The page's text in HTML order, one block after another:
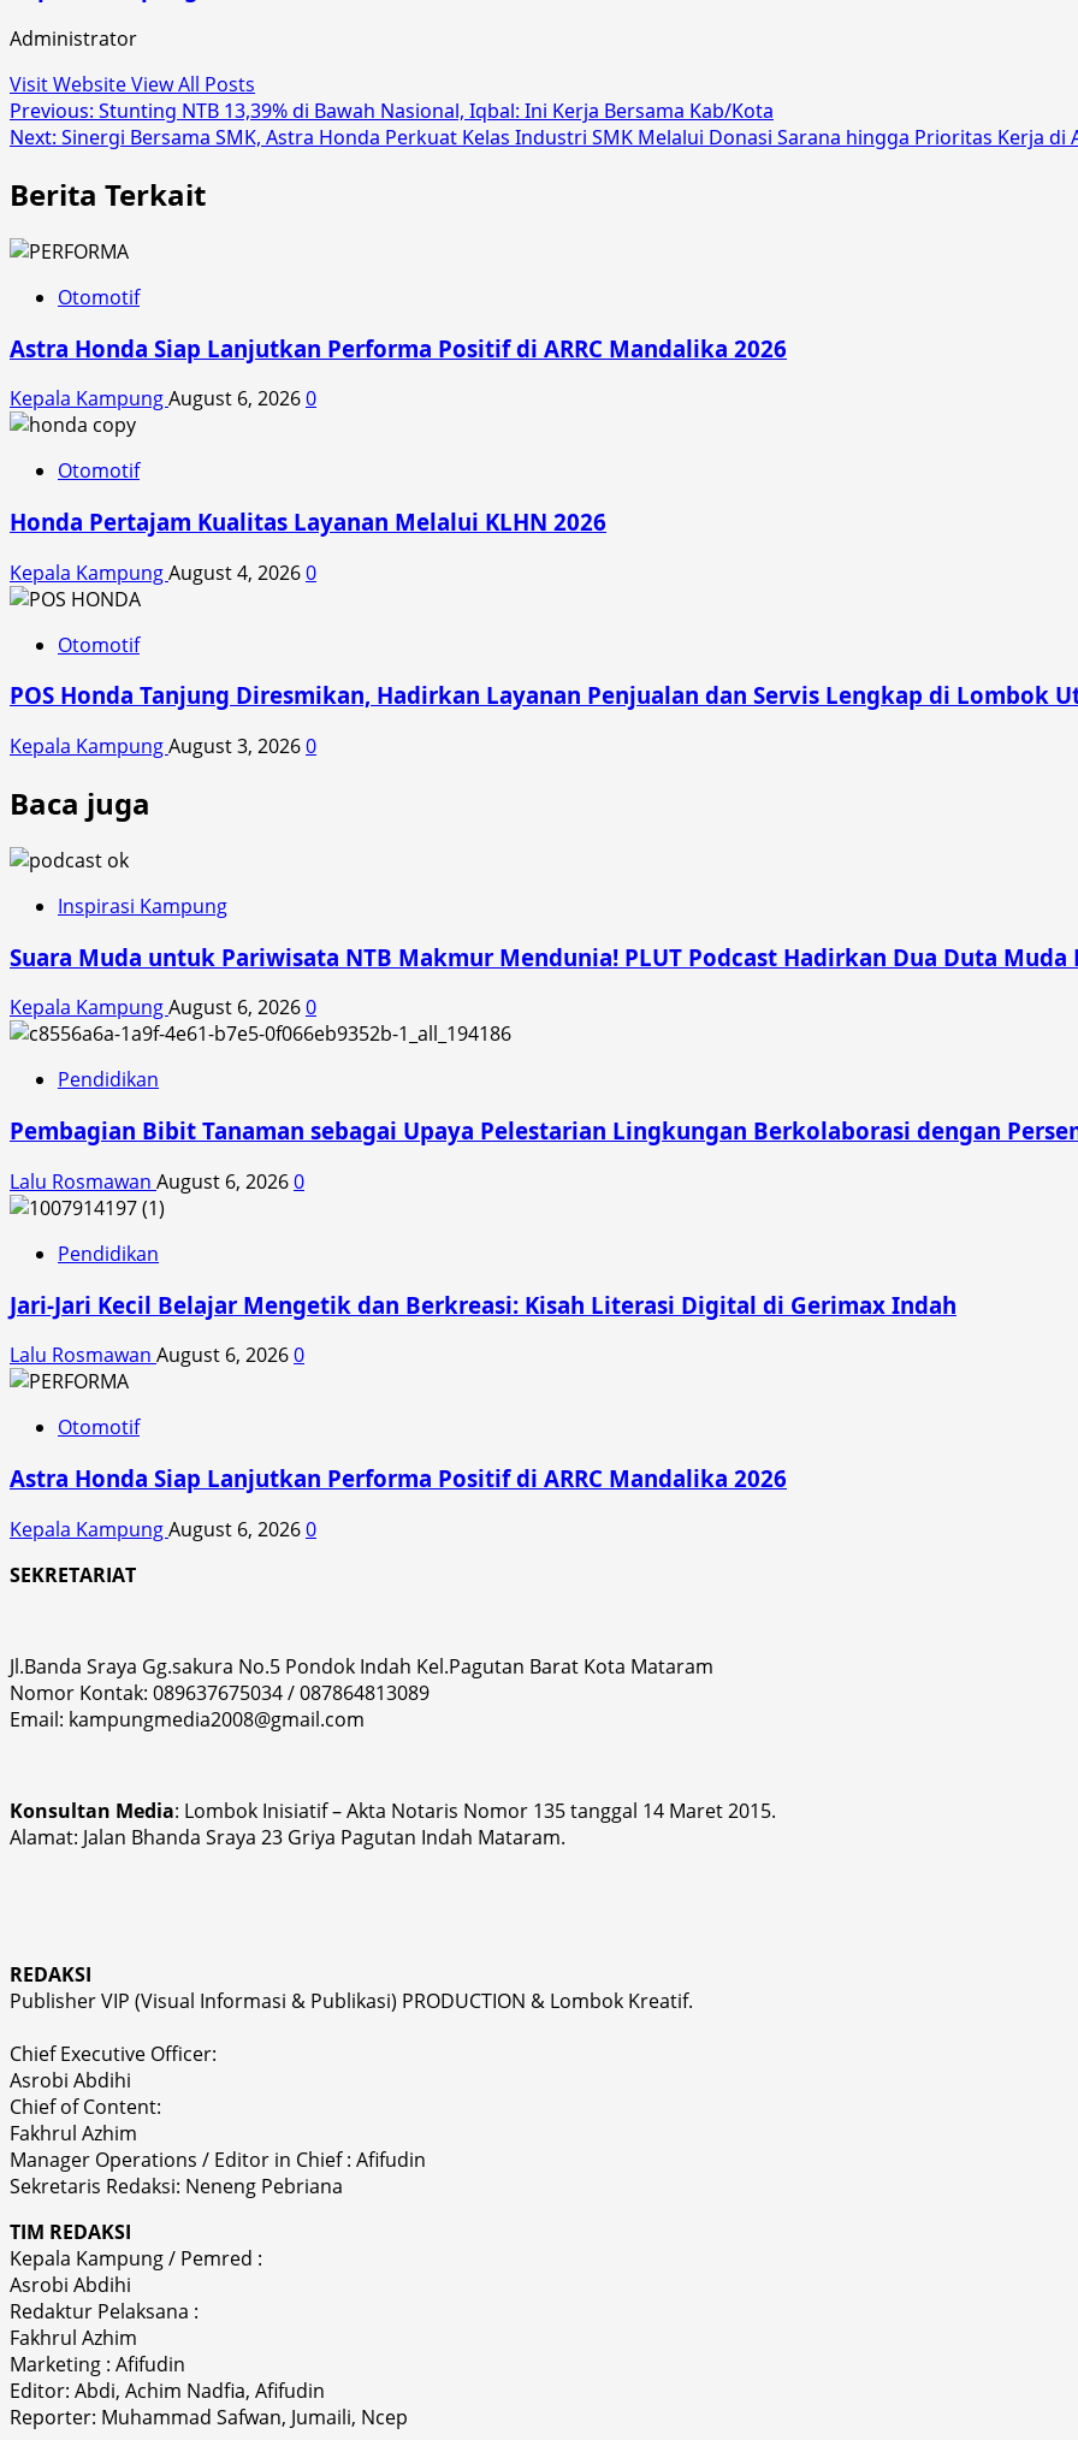
Administrator
Visit WebsiteView All Posts
Post
navigation
Previous: Stunting NTB 13,39% di Bawah Nasional, Iqbal: Ini Kerja Bersama Kab/Kota
Next: Sinergi Bersama SMK, Astra Honda Perkuat Kelas Industri SMK Melalui Donasi Sarana hingga Prioritas Kerja di
Berita Terkait
Otomotif
Astra Honda Siap Lanjutkan Performa Positif di ARRC Mandalika 2026
Kepala KampungAugust 6, 20260
Otomotif
Honda Pertajam Kualitas Layanan Melalui KLHN 2026
Kepala KampungAugust 4, 20260
Otomotif
POS Honda Tanjung Diresmikan, Hadirkan Layanan Penjualan dan Servis Lengkap di Lombok
Kepala KampungAugust 3, 20260
Baca juga
Inspirasi Kampung
Suara Muda untuk Pariwisata NTB Makmur Mendunia! PLUT Podcast Hadirkan Dua Duta
Kepala KampungAugust 6, 20260
Pendidikan
Pembagian Bibit Tanaman sebagai Upaya Pelestarian Lingkungan Berkolaborasi dengan
Lalu Rosmawan August 6, 20260
Pendidikan
Jari-Jari Kecil Belajar Mengetik dan Berkreasi: Kisah Literasi Digital di Gerimax Indah
Lalu Rosmawan August 6, 20260
Otomotif
Astra Honda Siap Lanjutkan Performa Positif di ARRC Mandalika 2026
Kepala KampungAugust 6, 20260
SEKRETARIAT
Jl.Banda Sraya Gg.sakura No.5 Pondok Indah Kel.Pagutan Barat Kota Mataram
Nomor Kontak: 089637675034 / 087864813089
Email: kampungmedia2008@gmail.com
Konsultan Media: Lombok Inisiatif – Akta Notaris Nomor 135 tanggal 14 Maret 2015.
Alamat: Jalan Bhanda Sraya 23 Griya Pagutan Indah Mataram.
REDAKSI
Publisher VIP (Visual Informasi & Publikasi) PRODUCTION & Lombok Kreatif.
Chief Executive Officer:
Asrobi Abdihi
Chief of Content:
Fakhrul Azhim
Manager Operations / Editor in Chief : Afifudin
Sekretaris Redaksi: Neneng Pebriana
TIM REDAKSI
Kepala Kampung / Pemred :
Asrobi Abdihi
Redaktur Pelaksana :
Fakhrul Azhim
Marketing : Afifudin
Editor: Abdi, Achim Nadfia, Afifudin
Reporter: Muhammad Safwan, Jumaili, Ncep